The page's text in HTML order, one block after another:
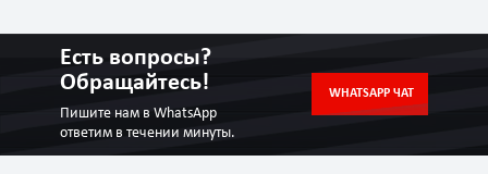
Есть вопросы?
Обращайтесь!
Пишите нам в WhatsApp
ответим в течении минуты.
WHATSAPP ЧАТ